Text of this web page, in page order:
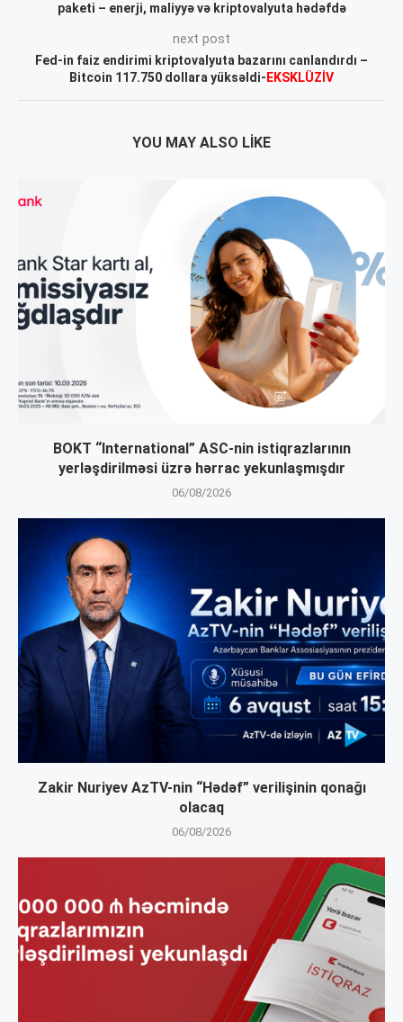
paketi – enerji, maliyyə və kriptovalyuta hədəfdə
next post
Fed-in faiz endirimi kriptovalyuta bazarını canlandırdı –
Bitcoin 117.750 dollara yüksəldi- EKSKLÜZİV
YOU MAY ALSO LIKE
BOKT “International” ASC-nin istiqrazlarının
yerləşdirilməsi üzrə hərrac yekunlaşmışdır
06/08/2026
Zakir Nuriyev AzTV-nin “Hədəf” verilişinin qonağı
olacaq
06/08/2026